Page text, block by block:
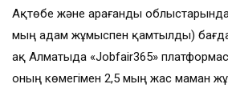
Ақтөбе және Қарағанды
мың адам жұмыспен қамтылды)
ақ Алматыда «Jobfair365»
оның көмегімен 2,5 мың жас маман